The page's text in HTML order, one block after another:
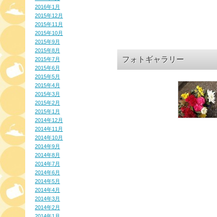
2016年1月
2015年12月
2015年11月
2015年10月
2015年9月
2015年8月
2015年7月
2015年6月
2015年5月
2015年4月
2015年3月
2015年2月
2015年1月
2014年12月
2014年11月
2014年10月
2014年9月
2014年8月
2014年7月
2014年6月
2014年5月
2014年4月
2014年3月
2014年2月
フォトギャラリー